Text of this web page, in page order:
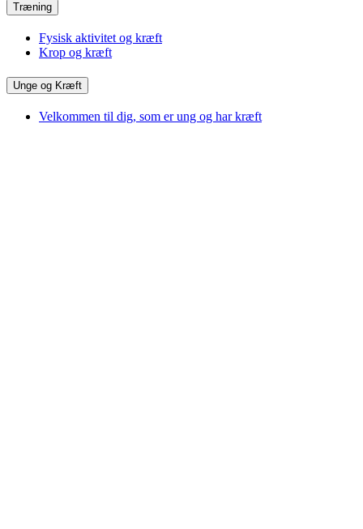
Træning
Fysisk aktivitet og kræft
Krop og kræft
Unge og Kræft
Velkommen til dig, som er ung og har kræft